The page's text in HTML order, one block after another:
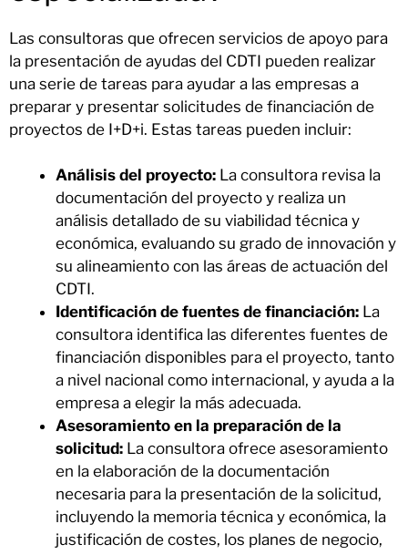
Las consultoras que ofrecen servicios de apoyo para
la presentación de ayudas del CDTI pueden realizar
una serie de tareas para ayudar a las empresas a
preparar y presentar solicitudes de financiación de
proyectos de I+D+i. Estas tareas pueden incluir:
Análisis del proyecto: La consultora revisa la
documentación del proyecto y realiza un
análisis detallado de su viabilidad técnica y
económica, evaluando su grado de innovación y
su alineamiento con las áreas de actuación del
CDTI.
Identificación de fuentes de financiación: La
consultora identifica las diferentes fuentes de
financiación disponibles para el proyecto, tanto
a nivel nacional como internacional, y ayuda a la
empresa a elegir la más adecuada.
Asesoramiento en la preparación de la
solicitud: La consultora ofrece asesoramiento
en la elaboración de la documentación
necesaria para la presentación de la solicitud,
incluyendo la memoria técnica y económica, la
justificación de costes, los planes de negocio,